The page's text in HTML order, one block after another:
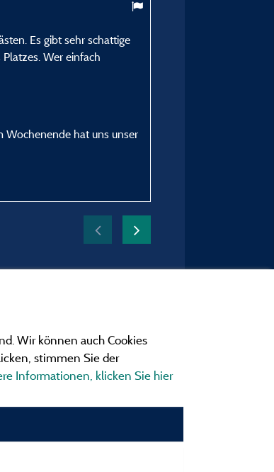
Es gibt sehr schattige
Wer einfach
Wochenende hat uns unser
Wir können auch Cookies
stimmen Sie der
Informationen, klicken Sie hier